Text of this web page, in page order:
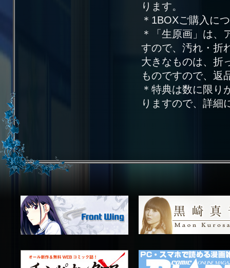
ります。
＊1BOXご購入に
＊「生原画」は、
すので、汚れ・折
大きなものは、折
ものですので、返
＊特典は数に限り
りますので、詳細